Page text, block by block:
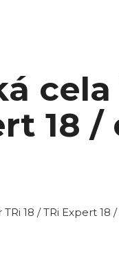
cela
18 /
18 / TRi Expert 18 /